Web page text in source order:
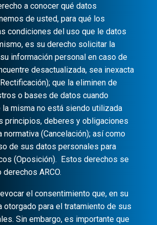
a conocer qué datos
de usted, para qué los
condiciones del uso que le datos
es su derecho solicitar la
información personal en caso de
desactualizada, sea inexacta
que la eliminen de
o bases de datos cuando
misma no está siendo utilizada
principios, deberes y obligaciones
normativa (Cancelación); así como
de sus datos personales para
(Oposición). Estos derechos se
ARCO.
el consentimiento que, en su
otorgado para el tratamiento de sus
Sin embargo, es importante que